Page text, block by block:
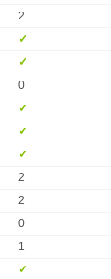
2
✓︎
✓︎
0
✓︎
✓︎
✓︎
2
2
0
1
✓︎